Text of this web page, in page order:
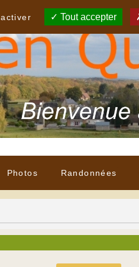
Photos Randonnées
Tout accepter